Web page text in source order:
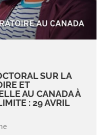
SUR LA
ET
AU CANADA À
: 29 AVRIL